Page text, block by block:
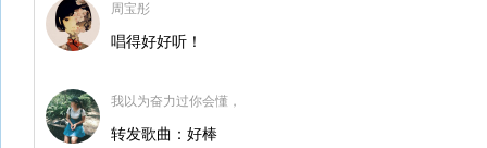
周宝彤
唱得好好听！
我以为奋力过你会懂，
转发歌曲：好棒